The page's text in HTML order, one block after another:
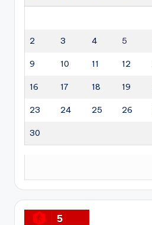
2 3 4 5
9 10 11 12
16 17 18 19
23 24 25 26
30
5